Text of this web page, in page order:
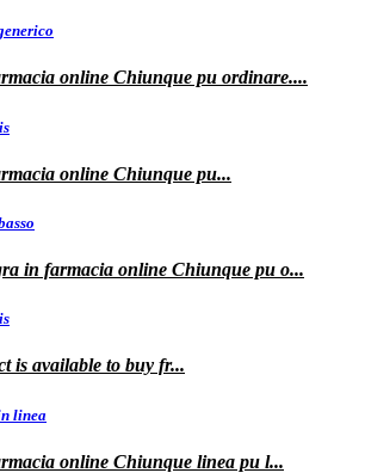
online Chiunque pu ordinare....
online Chiunque pu...
in farmacia online Chiunque pu o...
is available to buy fr...
linea
online Chiunque linea pu l...